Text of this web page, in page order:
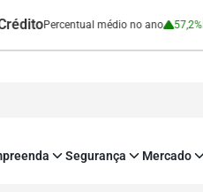
médio no ano 57,2%
Segurança Mercado